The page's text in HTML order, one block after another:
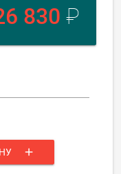
830 ₽
add